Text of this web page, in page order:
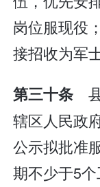
岗位服现役
接招收为军士
第三十条
辖区人民政
公示拟批准
期不少于5